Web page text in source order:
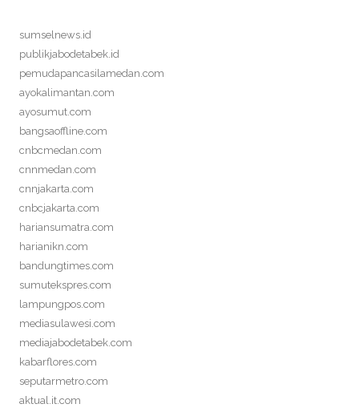
sumselnews.id
publikjabodetabek.id
pemudapancasilamedan.com
ayokalimantan.com
ayosumut.com
bangsaoffline.com
cnbcmedan.com
cnnmedan.com
cnnjakarta.com
cnbcjakarta.com
hariansumatra.com
harianikn.com
bandungtimes.com
sumutekspres.com
lampungpos.com
mediasulawesi.com
mediajabodetabek.com
kabarflores.com
seputarmetro.com
aktual.it.com